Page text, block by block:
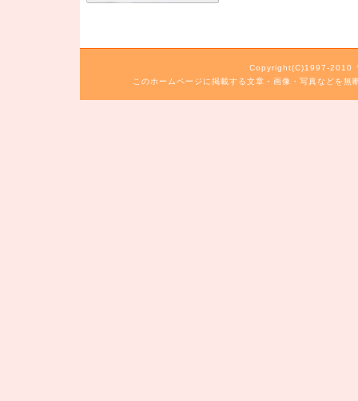
Copyright(C)1997-2010
このホームページに掲載する文章・画像・写真などを